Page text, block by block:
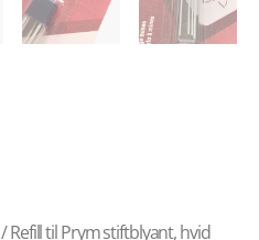
/ Refill til Prym stiftblyant, hvid